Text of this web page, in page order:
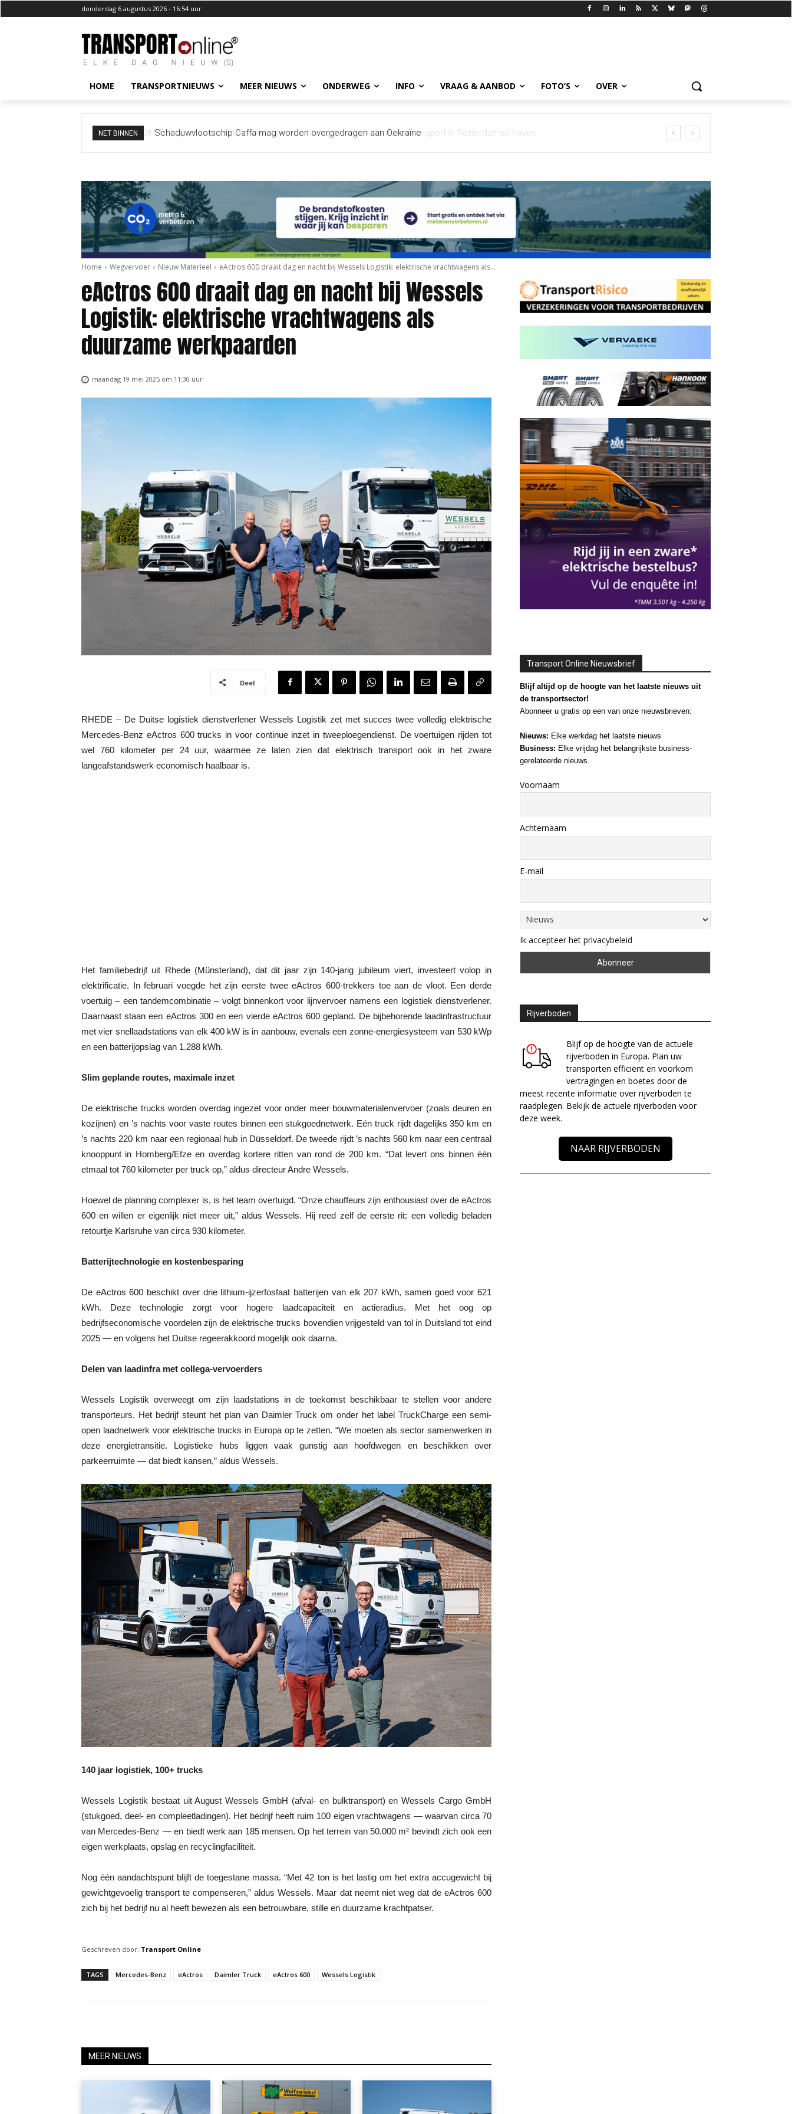
donderdag 6 augustus 2026 - 16:54 uur
HOME TRANSPORTNIEUWS MEER NIEUWS ONDERWEG INFO VRAAG & AANBOD FOTO’S OVER
NET BINNEN Schaduwvlootschip Caffa mag worden overgedragen aan Oekraïne
Home Wegvervoer Nieuw Materieel eActros 600 draait dag en nacht bij Wessels Logistik: elektrische vrachtwagens als...
eActros 600 draait dag en nacht bij Wessels
Logistik: elektrische vrachtwagens als
duurzame werkpaarden
maandag 19 mei 2025 om 11:30 uur
Deel
RHEDE – De Duitse logistiek dienstverlener Wessels Logistik zet met succes twee volledig elektrische
Mercedes-Benz eActros 600 trucks in voor continue inzet in tweeploegendienst. De voertuigen rijden tot
wel 760 kilometer per 24 uur, waarmee ze laten zien dat elektrisch transport ook in het zware
langeafstandswerk economisch haalbaar is.
Het familiebedrijf uit Rhede (Münsterland), dat dit jaar zijn 140-jarig jubileum viert, investeert volop in
elektrificatie. In februari voegde het zijn eerste twee eActros 600-trekkers toe aan de vloot. Een derde
voertuig – een tandemcombinatie – volgt binnenkort voor lijnvervoer namens een logistiek dienstverlener.
Daarnaast staan een eActros 300 en een vierde eActros 600 gepland. De bijbehorende laadinfrastructuur
met vier snellaadstations van elk 400 kW is in aanbouw, evenals een zonne-energiesysteem van 530 kWp
en een batterijopslag van 1.288 kWh.
Slim geplande routes, maximale inzet
De elektrische trucks worden overdag ingezet voor onder meer bouwmaterialenvervoer (zoals deuren en
kozijnen) en ’s nachts voor vaste routes binnen een stukgoednetwerk. Eén truck rijdt dagelijks 350 km en
’s nachts 220 km naar een regionaal hub in Düsseldorf. De tweede rijdt ’s nachts 560 km naar een centraal
knooppunt in Homberg/Efze en overdag kortere ritten van rond de 200 km. “Dat levert ons binnen één
etmaal tot 760 kilometer per truck op,” aldus directeur Andre Wessels.
Hoewel de planning complexer is, is het team overtuigd. “Onze chauffeurs zijn enthousiast over de eActros
600 en willen er eigenlijk niet meer uit,” aldus Wessels. Hij reed zelf de eerste rit: een volledig beladen
retourtje Karlsruhe van circa 930 kilometer.
Batterijtechnologie en kostenbesparing
De eActros 600 beschikt over drie lithium-ijzerfosfaat batterijen van elk 207 kWh, samen goed voor 621
kWh. Deze technologie zorgt voor hogere laadcapaciteit en actieradius. Met het oog op
bedrijfseconomische voordelen zijn de elektrische trucks bovendien vrijgesteld van tol in Duitsland tot eind
2025 — en volgens het Duitse regeerakkoord mogelijk ook daarna.
Delen van laadinfra met collega-vervoerders
Wessels Logistik overweegt om zijn laadstations in de toekomst beschikbaar te stellen voor andere
transporteurs. Het bedrijf steunt het plan van Daimler Truck om onder het label TruckCharge een semi-
open laadnetwerk voor elektrische trucks in Europa op te zetten. “We moeten als sector samenwerken in
deze energietransitie. Logistieke hubs liggen vaak gunstig aan hoofdwegen en beschikken over
parkeerruimte — dat biedt kansen,” aldus Wessels.
140 jaar logistiek, 100+ trucks
Wessels Logistik bestaat uit August Wessels GmbH (afval- en bulktransport) en Wessels Cargo GmbH
(stukgoed, deel- en compleetladingen). Het bedrijf heeft ruim 100 eigen vrachtwagens — waarvan circa 70
van Mercedes-Benz — en biedt werk aan 185 mensen. Op het terrein van 50.000 m² bevindt zich ook een
eigen werkplaats, opslag en recyclingfaciliteit.
Nog één aandachtspunt blijft de toegestane massa. “Met 42 ton is het lastig om het extra accugewicht bij
gewichtgevoelig transport te compenseren,” aldus Wessels. Maar dat neemt niet weg dat de eActros 600
zich bij het bedrijf nu al heeft bewezen als een betrouwbare, stille en duurzame krachtpatser.
Geschreven door: Transport Online
TAGS Mercedes-Benz eActros Daimler Truck eActros 600 Wessels Logistik
MEER NIEUWS
Transport Online Nieuwsbrief
Blijf altijd op de hoogte van het laatste nieuws uit
de transportsector!
Abonneer u gratis op een van onze nieuwsbrieven:
Nieuws: Elke werkdag het laatste nieuws
Business: Elke vrijdag het belangrijkste business-
gerelateerde nieuws.
Voornaam
Achternaam
E-mail
Ik accepteer het privacybeleid
Rijverboden
Blijf op de hoogte van de actuele
rijverboden in Europa. Plan uw
transporten efficiënt en voorkom
vertragingen en boetes door de
meest recente informatie over rijverboden te
raadplegen. Bekijk de actuele rijverboden voor
deze week.
NAAR RIJVERBODEN